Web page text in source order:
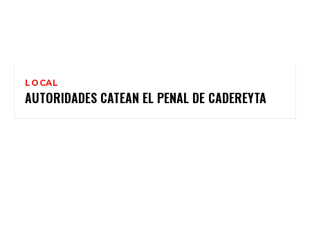
LOCAL
AUTORIDADES CATEAN EL PENAL DE CADEREYTA